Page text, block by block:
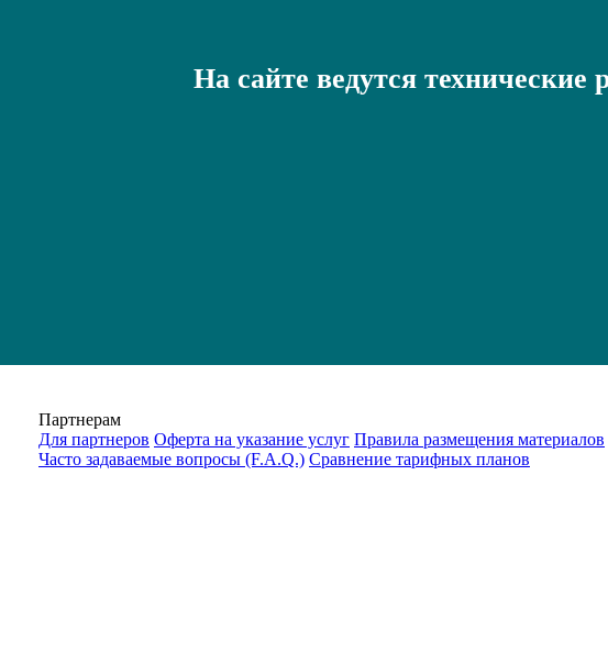
На сайте ведутся технические
Партнерам
Для партнеров Оферта на указание услуг Правила размещения материалов
Часто задаваемые вопросы (F.A.Q.) Cравнение тарифных планов